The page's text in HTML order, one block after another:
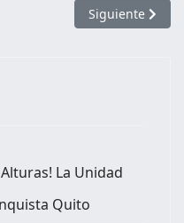
“YO VIVO SIN DROGAS
Artículo
Siguiente
La Unidad
Quito